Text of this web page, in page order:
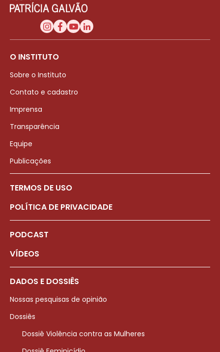
O INSTITUTO
Sobre o Instituto
Contato e cadastro
Imprensa
Transparência
Equipe
Publicações
TERMOS DE USO
POLÍTICA DE PRIVACIDADE
PODCAST
VÍDEOS
DADOS E DOSSIÊS
Nossas pesquisas de opinião
Dossiês
Dossiê Violência contra as Mulheres